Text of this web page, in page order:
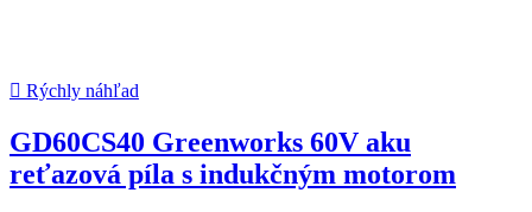
 Rýchly náhľad
GD60CS40 Greenworks 60V aku
reťazová píla s indukčným motorom